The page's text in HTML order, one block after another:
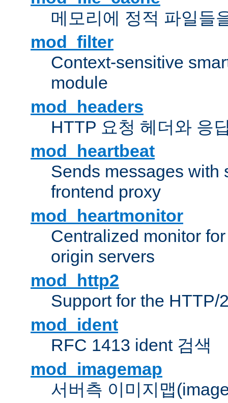
메모리에 정적 파일들
mod_filter
Context-sensitive
module
mod_headers
HTTP 요청 헤더와 응
mod_heartbeat
Sends messages with
frontend proxy
mod_heartmonitor
Centralized monitor
origin servers
mod_http2
Support for the HTTP/
mod_ident
RFC 1413 ident 검색
mod_imagemap
서버측 이미지맵